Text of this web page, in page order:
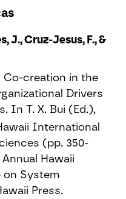
J., Cruz-Jesus, F., &
Co-creation in the
Drivers
In T. X. Bui (Ed.),
International
(pp. 350-
Hawaii
System
Press.